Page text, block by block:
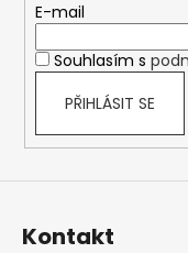
E-mail
Souhlasím s
PŘIHLÁSIT SE
Kontakt